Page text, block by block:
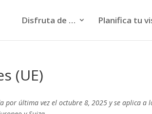
Disfruta de … Planifica tu
(UE)
por última vez el octubre 8, 2025 y se aplica a